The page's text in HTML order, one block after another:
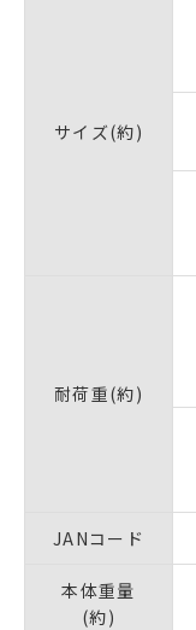
サイズ(約)
耐荷重(約)
JANコード
本体重量
(約)